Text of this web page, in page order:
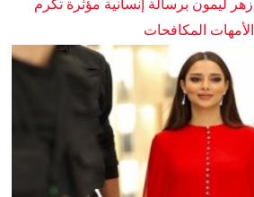
ليمون برسالة إنسانية مؤثرة تكرم
الأمهات المكافحات